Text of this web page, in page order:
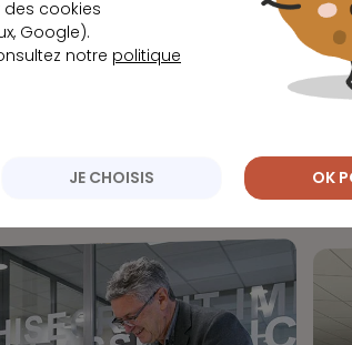
engagée pour faire de vos projets une
cookies
Google).
notre politique
JE CHOISIS OK